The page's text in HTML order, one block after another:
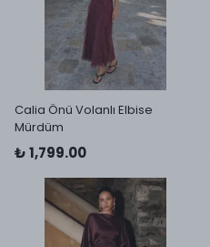
Calia Önü Volanlı Elbise
Mürdüm
₺ 1,799.00